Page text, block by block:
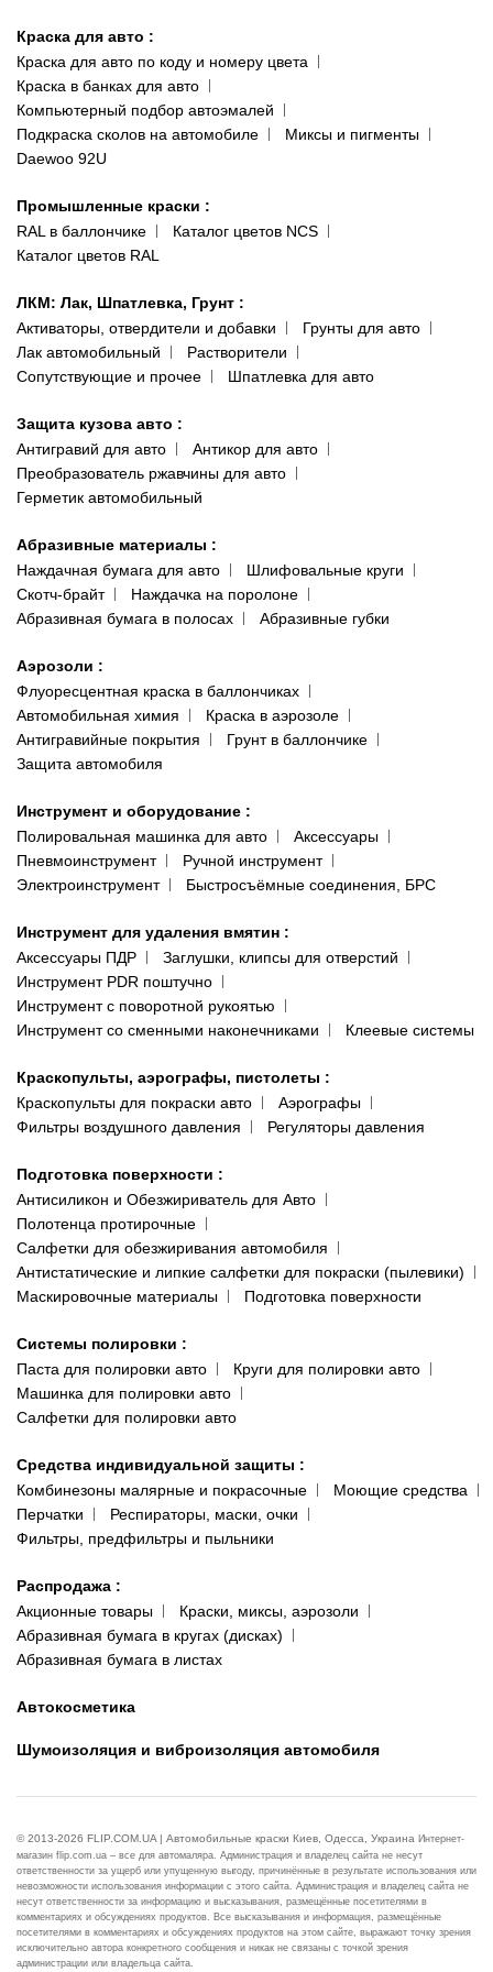
093 611-39-23
(ориентир: Интайм №40)
Одесса
пр-т Акад. Глушко, 29
066 554-97-70
Доставка и оплата
Сотрудничество
Наши публикации
Публичная оферта
Политика конфиденциальности
Краска для авто :
Краска для авто по коду и номеру цвета
Краска в банках для авто
Компьютерный подбор автоэмалей
Подкраска сколов на автомобиле
Миксы и пигменты
Daewoo 92U
Промышленные краски :
RAL в баллончике
Каталог цветов NCS
Каталог цветов RAL
ЛКМ: Лак, Шпатлевка, Грунт :
Активаторы, отвердители и добавки
Грунты для авто
Лак автомобильный
Растворители
Сопутствующие и прочее
Шпатлевка для авто
Защита кузова авто :
Антигравий для авто
Антикор для авто
Преобразователь ржавчины для авто
Герметик автомобильный
Абразивные материалы :
Наждачная бумага для авто
Шлифовальные круги
Скотч-брайт
Наждачка на поролоне
Абразивная бумага в полосах
Абразивные губки
Аэрозоли :
Флуоресцентная краска в баллончиках
Автомобильная химия
Краска в аэрозоле
Антигравийные покрытия
Грунт в баллончике
Защита автомобиля
Инструмент и оборудование :
Полировальная машинка для авто
Аксессуары
Пневмоинструмент
Ручной инструмент
Электроинструмент
Быстросъёмные соединения, БРС
Инструмент для удаления вмятин :
Аксессуары ПДР
Заглушки, клипсы для отверстий
Инструмент PDR поштучно
Инструмент с поворотной рукоятью
Инструмент со сменными наконечниками
Клеевые системы
Краскопульты, аэрографы, пистолеты :
Краскопульты для покраски авто
Аэрографы
Фильтры воздушного давления
Регуляторы давления
Подготовка поверхности :
Антисиликон и Обезжириватель для Авто
Полотенца протирочные
Салфетки для обезжиривания автомобиля
Антистатические и липкие салфетки для покраски (пылевики)
Маскировочные материалы
Подготовка поверхности
Системы полировки :
Паста для полировки авто
Круги для полировки авто
Машинка для полировки авто
Салфетки для полировки авто
Средства индивидуальной защиты :
Комбинезоны малярные и покрасочные
Моющие средства
Перчатки
Респираторы, маски, очки
Фильтры, предфильтры и пыльники
Распродажа :
Акционные товары
Краски, миксы, аэрозоли
Абразивная бумага в кругах (дисках)
Абразивная бумага в листах
Автокосметика
Шумоизоляция и виброизоляция автомобиля
© 2013-2026 FLIP.COM.UA | Автомобильные краски Киев, Одесса, Украина Интернет-
магазин flip.com.ua – все для автомаляра. Администрация и владелец сайта не несут
ответственности за ущерб или упущенную выгоду, причинённые в результате использования или
невозможности использования информации с этого сайта. Администрация и владелец сайта не
несут ответственности за информацию и высказывания, размещённые посетителями в
комментариях и обсуждениях продуктов. Все высказывания и информация, размещённые
посетителями в комментариях и обсуждениях продуктов на этом сайте, выражают точку зрения
исключительно автора конкретного сообщения и никак не связаны с точкой зрения
администрации или владельца сайта.